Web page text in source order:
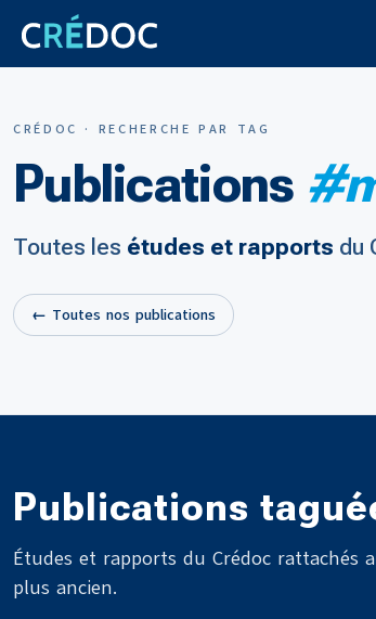
CRÉDOC · RECHERCHE PAR TAG
Publications
Toutes les études et rapports du
← Toutes nos publications
Publications
Études et rapports du Crédoc rattachés
plus ancien.